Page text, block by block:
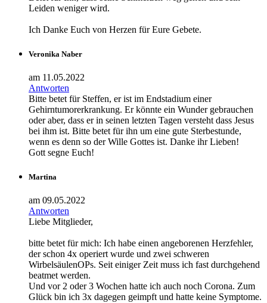
Leiden weniger wird.
Ich Danke Euch von Herzen für Eure Gebete.
Veronika Naber
am 11.05.2022
Antworten
Bitte betet für Steffen, er ist im Endstadium einer
Gehirntumorerkrankung. Er könnte ein Wunder gebrauchen
oder aber, dass er in seinen letzten Tagen versteht dass Jesus
bei ihm ist. Bitte betet für ihn um eine gute Sterbestunde,
wenn es denn so der Wille Gottes ist. Danke ihr Lieben!
Gott segne Euch!
Martina
am 09.05.2022
Antworten
Liebe Mitglieder,
bitte betet für mich: Ich habe einen angeborenen Herzfehler,
der schon 4x operiert wurde und zwei schweren
WirbelsäulenOPs. Seit einiger Zeit muss ich fast durchgehend
beatmet werden.
Und vor 2 oder 3 Wochen hatte ich auch noch Corona. Zum
Glück bin ich 3x dagegen geimpft und hatte keine Symptome.